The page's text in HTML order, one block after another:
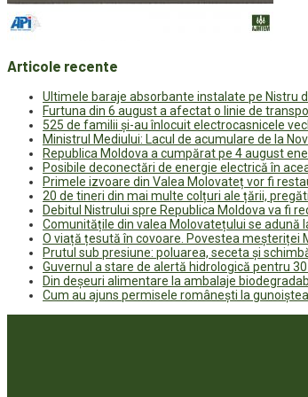
Articole recente
Ultimele baraje absorbante instalate pe Nistru
Furtuna din 6 august a afectat o linie de
525 de familii și-au înlocuit electrocasnicele
Ministrul Mediului: Lacul de acumulare de la
Republica Moldova a cumpărat pe 4 august
Posibile deconectări de energie electrică în
Primele izvoare din Valea Molovateț vor fi
20 de tineri din mai multe colțuri ale țării,
Debitul Nistrului spre Republica Moldova va fi
Comunitățile din valea Molovatețului se adună
O viață țesută în covoare. Povestea meșteriței
Prutul sub presiune: poluarea, seceta și
Guvernul a stare de alertă hidrologică pentru
Din deșeuri alimentare la ambalaje
Cum au ajuns permisele românești la